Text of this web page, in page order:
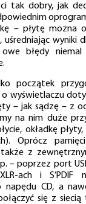
tak dobry, jak
– płytę można
wyniki
owe błędy
początek
o wyświetlaczu
– jak sądzę – z
na nim duże
okładkę
Oprócz
z
– poprzez port
ach i
napędu CD, a
się z